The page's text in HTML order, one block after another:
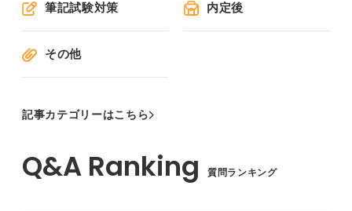
筆記試験対策 内定後
その他
記事カテゴリーはこちら
質問ランキング